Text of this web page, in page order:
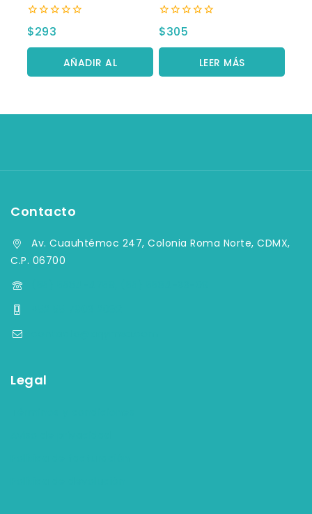
mediano
0
fuera
de
$293
AÑADIR AL
CARRITO
0
fuera
de
$305
LEER MÁS
Contacto
Av. Cuauhtémoc 247, Colonia Roma Norte, CDMX,
C.P. 06700
Legal